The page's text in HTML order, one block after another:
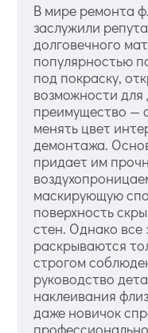
В мире ремонта
заслужили
долговечного
популярностью
под покраску,
возможности для
преимущество —
менять цвет
демонтажа.
придает им
маскирующую
поверхность
стен. Однако все
раскрываются
строгом
руководство
наклеивания
даже новичок